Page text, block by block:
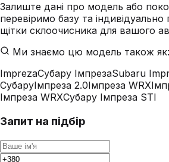
Залиште дані про модель або
перевіримо базу та індивідуально
щітки склоочисника для вашого
Ми знаємо цю модель також як:
ImprezaСубару ІмпрезаSubaru
СубаруІмпреза 2.0Імпреза WRX
Імпреза WRXСубару Імпреза STI
Запит на підбір